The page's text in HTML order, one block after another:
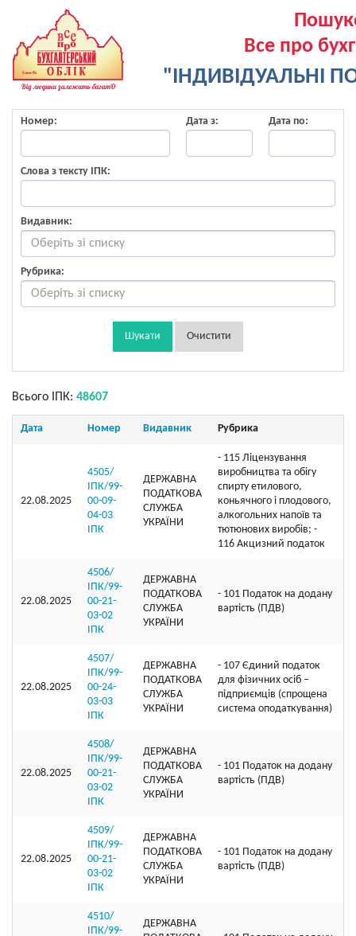
Все про
"ІНДИВІДУАЛЬНІ
Номер: Дата з: Дата по:
Слова з тексту ІПК:
Видавник:
Рубрика:
Шукати Очистити
Всього ІПК: 48607
Дата Номер Видавник Рубрика
22.08.2025
4505/
ІПК/99-
00-09-
04-03
ІПК
ДЕРЖАВНА
ПОДАТКОВА
СЛУЖБА
УКРАЇНИ
- 115 Ліцензування
виробництва та обігу
спирту етилового,
коньячного і плодового,
алкогольних напоїв та
тютюнових виробів; -
116 Акцизний податок
22.08.2025
4506/
ІПК/99-
00-21-
03-02
ІПК
ДЕРЖАВНА
ПОДАТКОВА
СЛУЖБА
УКРАЇНИ
- 101 Податок на додану
вартість (ПДВ)
22.08.2025
4507/
ІПК/99-
00-24-
03-03
ІПК
ДЕРЖАВНА
ПОДАТКОВА
СЛУЖБА
УКРАЇНИ
- 107 Єдиний податок
для фізичних осіб –
підприємців (спрощена
система оподаткування)
22.08.2025
4508/
ІПК/99-
00-21-
03-02
ІПК
ДЕРЖАВНА
ПОДАТКОВА
СЛУЖБА
УКРАЇНИ
- 101 Податок на додану
вартість (ПДВ)
22.08.2025
4509/
ІПК/99-
00-21-
03-02
ІПК
ДЕРЖАВНА
ПОДАТКОВА
СЛУЖБА
УКРАЇНИ
- 101 Податок на додану
вартість (ПДВ)
4510/
ІПК/99-
ДЕРЖАВНА